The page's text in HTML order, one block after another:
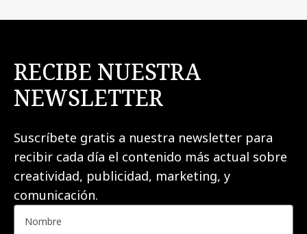
RECIBE NUESTRA
NEWSLETTER
Suscríbete gratis a nuestra newsletter para
recibir cada día el contenido más actual sobre
creatividad, publicidad, marketing, y
comunicación.